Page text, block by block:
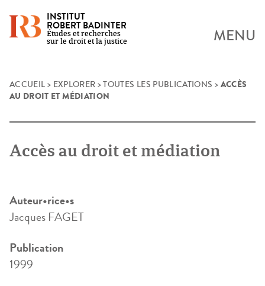
Skip
INSTITUT
ROBERT BADINTER
Études et recherches
sur le droit et la justice
MENU
ACCUEIL > EXPLORER >TOUTES LES PUBLICATIONS > ACCÈS
AU DROIT ET MÉDIATION
Accès au droit et médiation
Auteur•rice•s
Jacques FAGET
Publication
1999